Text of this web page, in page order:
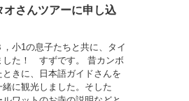
さんツアーに申し込
，小1の息子たちと共に、タイ
した！ すずです。 昔カンボ
ときに、日本語ガイドさんを
緒に観光しました。そした